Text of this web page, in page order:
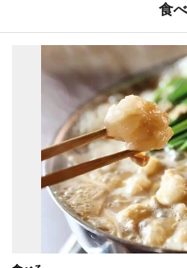
食